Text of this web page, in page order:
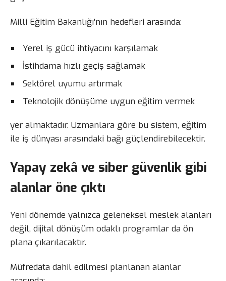
Milli Eğitim Bakanlığı’nın hedefleri arasında:
Yerel iş gücü ihtiyacını karşılamak
İstihdama hızlı geçiş sağlamak
Sektörel uyumu artırmak
Teknolojik dönüşüme uygun eğitim vermek
yer almaktadır. Uzmanlara göre bu sistem, eğitim
ile iş dünyası arasındaki bağı güçlendirebilecektir.
Yapay zekâ ve siber güvenlik gibi
alanlar öne çıktı
Yeni dönemde yalnızca geleneksel meslek alanları
değil, dijital dönüşüm odaklı programlar da ön
plana çıkarılacaktır.
Müfredata dahil edilmesi planlanan alanlar